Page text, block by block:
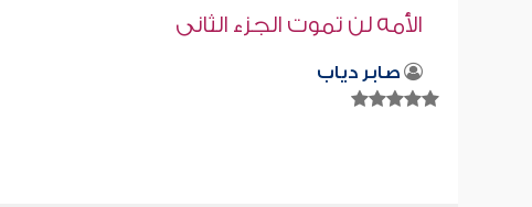
كتاب تلبيس إبليس 21
أبو الفرج ابن الجوزي